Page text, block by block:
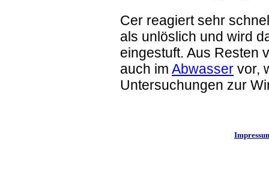
Cer reagiert sehr
als unlöslich und wird
eingestuft. Aus Resten
auch im Abwasser vor,
Untersuchungen zur